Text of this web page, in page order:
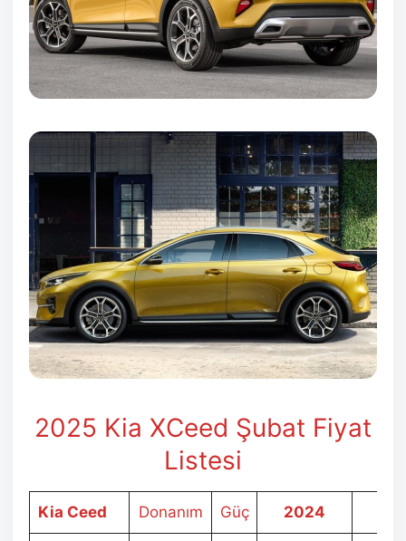
2025 Kia XCeed Şubat Fiyat
Listesi
Kia Ceed Donanım Güç 2024